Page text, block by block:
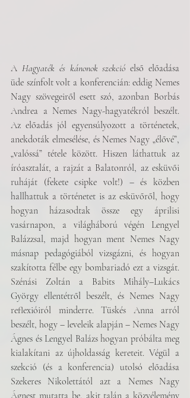
A Hagyaték és kánonok szekció első előadása
üde színfolt volt a konferencián: eddig Nemes
Nagy szövegeiről esett szó, azonban Borbás
Andrea a Nemes Nagy-hagyatékról beszélt.
Az előadás jól egyensúlyozott a történetek,
anekdoták elmesélése, és Nemes Nagy „élővé”,
„valóssá” tétele között. Hiszen láthattuk az
íróasztalát, a rajzát a Balatonról, az esküvői
ruháját (fekete csipke volt!) – és közben
hallhattuk a történetet is az esküvőről, hogy
hogyan házasodtak össze egy áprilisi
vasárnapon, a világháború végén Lengyel
Balázzsal, majd hogyan ment Nemes Nagy
másnap pedagógiából vizsgázni, és hogyan
szakította félbe egy bombariadó ezt a vizsgát.
Szénási Zoltán a Babits Mihály–Lukács
György ellentétről beszélt, és Nemes Nagy
reflexióiról minderre. Tüskés Anna arról
beszélt, hogy – leveleik alapján – Nemes Nagy
Ágnes és Lengyel Balázs hogyan próbálta meg
kialakítani az újholdasság kereteit. Végül a
szekció (és a konferencia) utolsó előadása
Szekeres Nikolettától azt a Nemes Nagy
Ágnest mutatta be, akit talán a közvélemény